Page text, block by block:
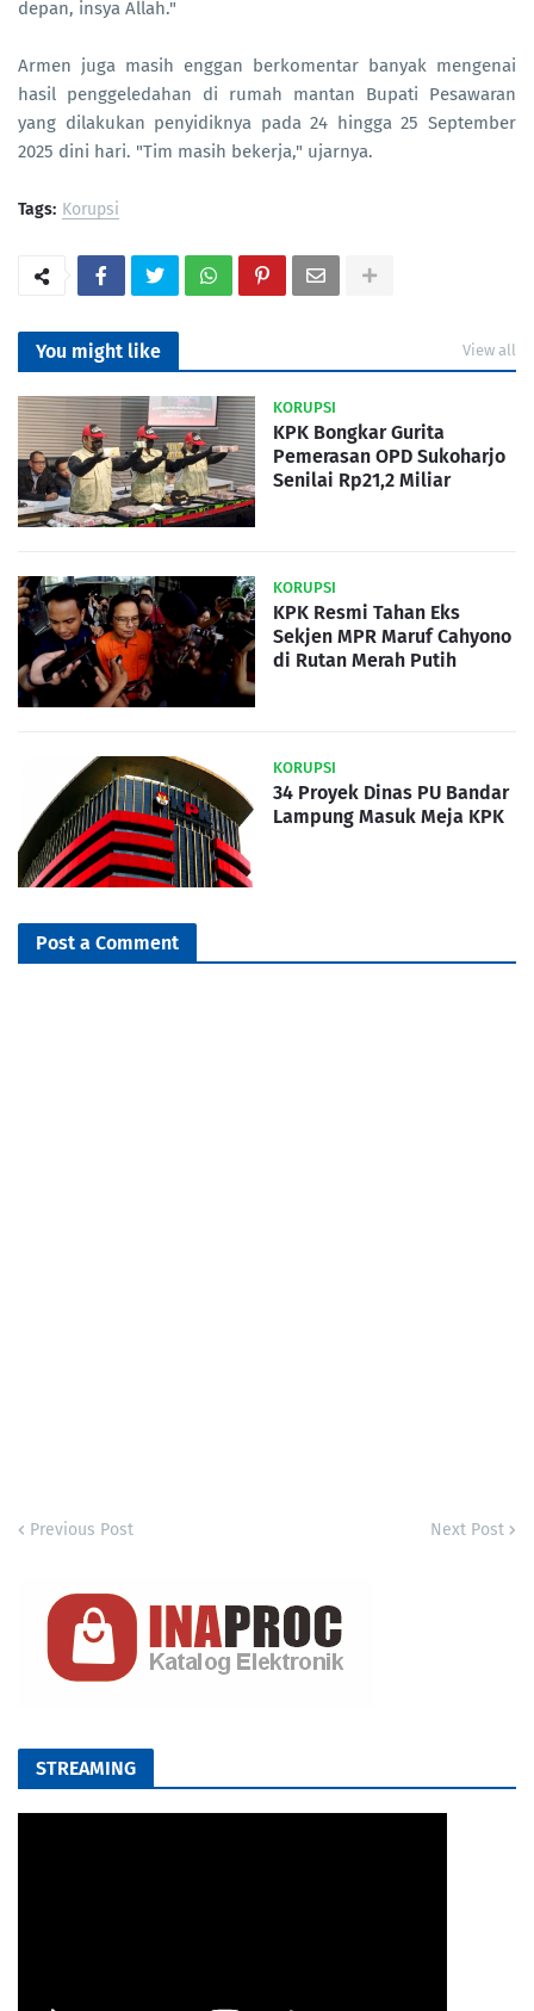
depan, insya Allah."
Armen juga masih enggan berkomentar banyak mengenai
hasil penggeledahan di rumah mantan Bupati Pesawaran
yang dilakukan penyidiknya pada 24 hingga 25 September
2025 dini hari. "Tim masih bekerja," ujarnya.
Tags: Korupsi
You might like View all
KORUPSI
KPK Bongkar Gurita
Pemerasan OPD Sukoharjo
Senilai Rp21,2 Miliar
KORUPSI
KPK Resmi Tahan Eks
Sekjen MPR Maruf Cahyono
di Rutan Merah Putih
KORUPSI
34 Proyek Dinas PU Bandar
Lampung Masuk Meja KPK
Post a Comment
Previous Post Next Post
STREAMING